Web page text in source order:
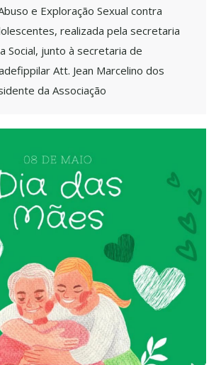
e Exploração Sexual contra
realizada pela secretaria
Social, junto à secretaria de
Att. Jean Marcelino dos
da Associação